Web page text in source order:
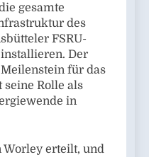
gesamte
des
FSRU-
Der
für das
seine Rolle als
in
Worley erteilt, und